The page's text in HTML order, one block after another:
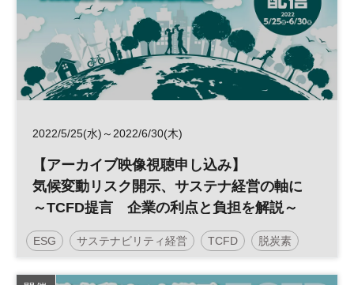
2022/5/25(水)～2022/6/30(木)
【アーカイブ映像視聴申し込み】
気候変動リスク開示、サステナ経営の軸に
～TCFD提言 企業の利点と負担を解説～
ESG サステナビリティ経営 TCFD 脱炭素
カーボンニュートラル サステナブル SDGs